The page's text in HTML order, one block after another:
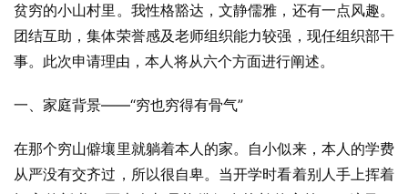
贫穷的小山村里。我性格豁达，文静儒雅，还有一点风趣。
团结互助，集体荣誉感及老师组织能力较强，现任组织部干
事。此次申请理由，本人将从六个方面进行阐述。
一、家庭背景——“穷也穷得有骨气”
在那个穷山僻壤里就躺着本人的家。自小似来，本人的学费
从严没有交齐过，所以很自卑。当开学时看着别人手上挥着